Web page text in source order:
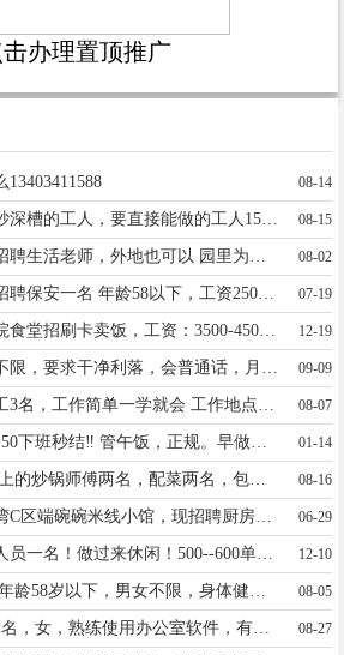
击办理置顶推广
08-14
找个做外墙水包砂深槽的工人，要直接能做的工人15203404961 08-15
08-02
火车站成成中学招聘保安一名 年龄58以下，工资2500，公休四天工作轻松，联系电话13753316888 07-19
小店区白求恩医院食堂招刷卡卖饭，工资：3500-4500，包食宿，月休两天，要求出手速度快，识字会写，必须有太原市健康证上岗，联系电话：15541313678 12-19
09-09
08-07
证券室内推广，150下班秒结‼️ 管午饭，正规。早做完早下班 做过的可以推荐朋友过来有???? 01-14
招聘:厨龄十年以上的炒锅师傅两名，配菜两名，包饺子工一名，刷碗一名，高级服务员十名电话13273688789冯师傅 08-16
南中环桥西汾河湾C区端碗碗米线小馆，现招聘厨房小工，工资4500元，联系电话：13935116671 06-29
招驿站入库出库人员一名！做过来休闲！500--600单货！轻松活！一月3000元电话！19135223430 12-10
08-05
招聘办公室文员1名，女，熟练使用办公室软件，有仓库管理经验优先考虑。 上班时间：早8:00，晚5:30，月休6天。 联系电话：15635135238 联系人：李女士 地址：东峰路唐久物流院内（面包工厂） 08-27